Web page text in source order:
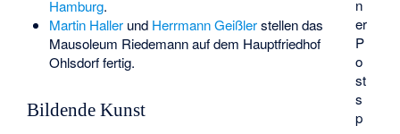
n
er
P
o
st
s
p
Hamburg.
Martin Hallerund Herrmann Geißlerstellen das
Mausoleum Riedemannauf dem Hauptfriedhof
Ohlsdorf fertig.
Bildende Kunst